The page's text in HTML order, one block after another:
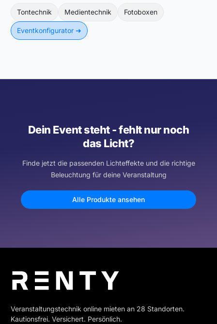
Tontechnik Medientechnik Fotoboxen
Eventkonfigurator ➜
Dein Event steht - fehlt nur noch
das Licht?
Finde jetzt die passenden Lichteffekte und die richtige
Beleuchtung für deine Veranstaltung
Alle Produkte ansehen
Veranstaltungstechnik online mieten an 28 Standorten.
Kautionsfrei. Versichert. Persönlich.